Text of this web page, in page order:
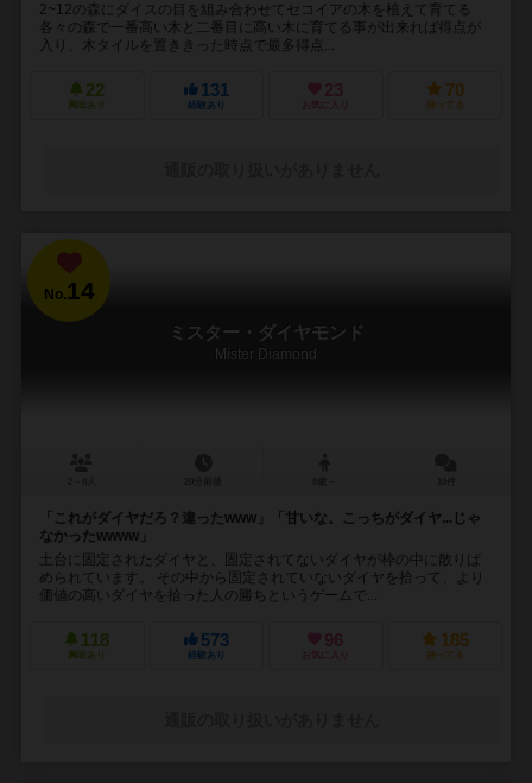
2~12の森にダイスの目を組み合わせてセコイアの木を植えて育てる
各々の森で一番高い木と二番目に高い木に育てる事が出来れば得点が
入り、木タイルを置ききった時点で最多得点...
22
興味あり
131
経験あり
23
お気に入り
70
持ってる
No.14
ミスター・ダイヤモンド
Mister Diamond
「これがダイヤだろ？違ったwww」「甘いな。こっちがダイヤ...じゃ
なかったwwww」
土台に固定されたダイヤと、固定されてないダイヤが枠の中に散りば
められています。 その中から固定されていないダイヤを拾って、より
価値の高いダイヤを拾った人の勝ちというゲームで...
118
興味あり
573
経験あり
96
お気に入り
185
持ってる